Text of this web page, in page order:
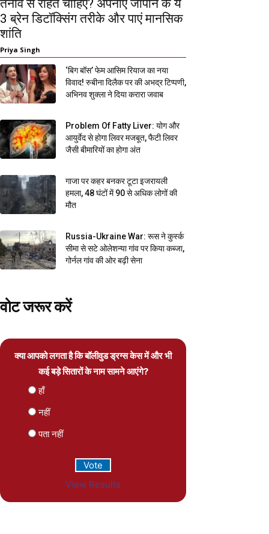
तनाव से राहत चाहिए? अपनाएं जापान के ये
3 ब्रेन डिटॉक्सिंग तरीके और पाएं मानसिक
शांति
Priya Singh
‘बिग बॉस’ फेम आसिम रियाज का नया
विवाद! रुबीना दिलैक पर की अभद्र टिप्पणी,
अभिनव शुक्ला ने दिया करारा जवाब
Problem Of Fatty Liver: योग और
आयुर्वेद से होगा लिवर मजबूत, फैटी लिवर
जैसी बीमारियों का होगा अंत
गाजा पर कहर बनकर टूटा इजरायली
हमला, 48 घंटों में 90 से अधिक लोगों की
मौत
Russia-Ukraine War: रूस ने कुर्स्क
सीमा से सटे ओलेशन्या गांव पर किया कब्जा,
गोर्नल गांव की ओर बढ़ी सेना
वोट जरूर करें
क्या आपको लगता है कि बॉलीवुड ड्रग्स केस में और भी
कई बड़े सितारों के नाम सामने आएंगे?
हाँ
नहीं
पता नहीं
View Results